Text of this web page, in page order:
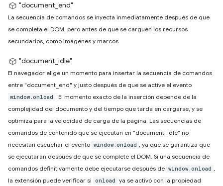
"document_end"
La secuencia de comandos se inyecta inmediatamente después de que
se completa el DOM, pero antes de que se carguen los recursos
secundarios, como imágenes y marcos.
"document_idle"
El navegador elige un momento para insertar la secuencia de comandos
entre "document_end" y justo después de que se active el evento
window.onload . El momento exacto de la inserción depende de la
complejidad del documento y del tiempo que tarda en cargarse, y se
optimiza para la velocidad de carga de la página. Las secuencias de
comandos de contenido que se ejecutan en "document_idle" no
necesitan escuchar el evento window.onload , ya que se garantiza que
se ejecutarán después de que se complete el DOM. Si una secuencia de
comandos definitivamente debe ejecutarse después de window.onload ,
la extensión puede verificar si onload ya se activó con la propiedad